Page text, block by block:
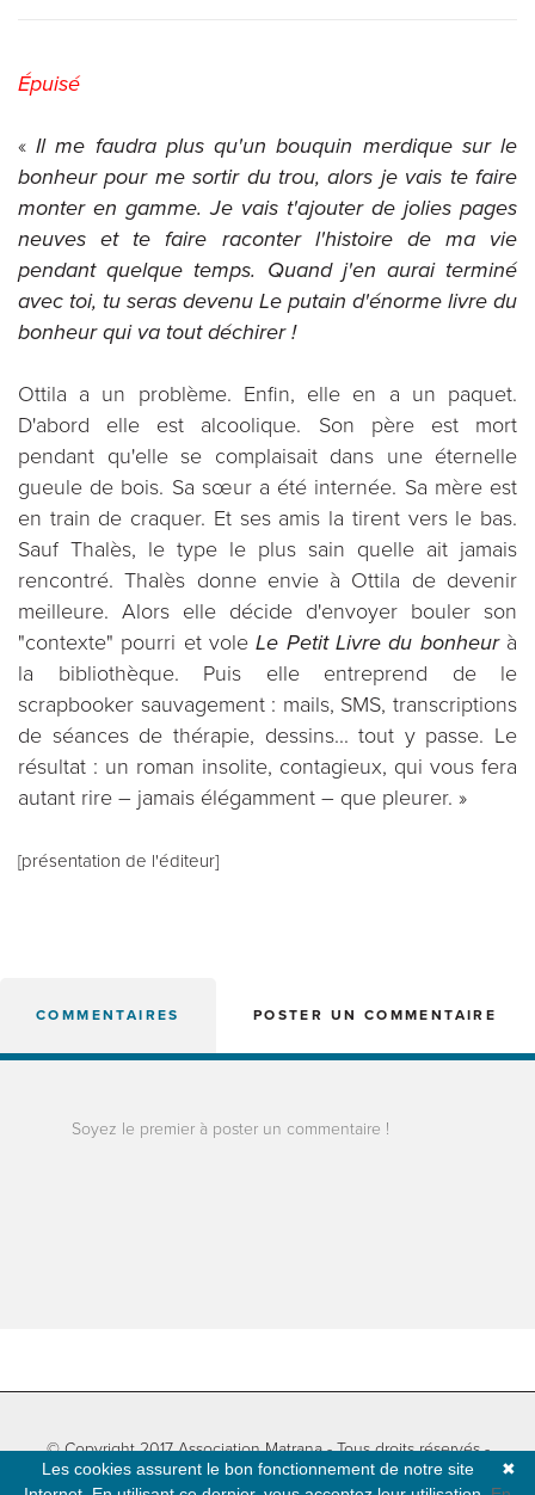
Épuisé
«Il me faudra plus qu'un bouquin merdique sur le
bonheur pour me sortir du trou, alors je vais te faire
monter en gamme. Je vais t'ajouter de jolies pages
neuves et te faire raconter l'histoire de ma vie
pendant quelque temps. Quand j'en aurai terminé
avec toi, tu seras devenu Le putain d'énorme livre du
bonheur qui va tout déchirer !
Ottila a un problème. Enfin, elle en a un paquet.
D'abord elle est alcoolique. Son père est mort
pendant qu'elle se complaisait dans une éternelle
gueule de bois. Sa sœur a été internée. Sa mère est
en train de craquer. Et ses amis la tirent vers le bas.
Sauf Thalès, le type le plus sain quelle ait jamais
rencontré. Thalès donne envie à Ottila de devenir
meilleure. Alors elle décide d'envoyer bouler son
"contexte" pourri et voleLe Petit Livre du bonheurà
la bibliothèque. Puis elle entreprend de le
scrapbooker sauvagement : mails, SMS, transcriptions
de séances de thérapie, dessins... tout y passe. Le
résultat : un roman insolite, contagieux, qui vous fera
autant rire – jamais élégamment – que pleurer. »
[présentation de l'éditeur]
COMMENTAIRES POSTER UN COMMENTAIRE
Soyez le premier à poster un commentaire !
© Copyright 2017 Association Matrana - Tous droits réservés -
Informations légales- Plan du site- Développé parNatural-net
✖
Les cookies assurent le bon fonctionnement de notre site